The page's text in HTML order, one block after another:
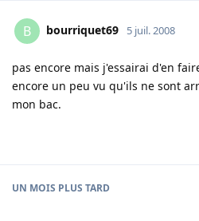
B bourriquet69 5 juil. 2008
pas encore mais j'essairai d'en
encore un peu vu qu'ils ne sont
mon bac.
UN MOIS PLUS TARD